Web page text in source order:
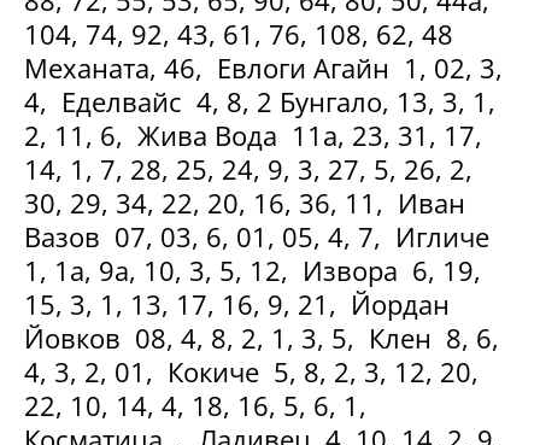
104, 74, 92, 43, 61, 76, 108, 62, 48
Механата, 46, Евлоги Агайн 1, 02, 3,
4, Еделвайс 4, 8, 2 Бунгало, 13, 3, 1,
2, 11, 6, Жива Вода 11а, 23, 31, 17,
14, 1, 7, 28, 25, 24, 9, 3, 27, 5, 26, 2,
30, 29, 34, 22, 20, 16, 36, 11, Иван
Вазов 07, 03, 6, 01, 05, 4, 7, Игличе
1, 1а, 9а, 10, 3, 5, 12, Извора 6, 19,
15, 3, 1, 13, 17, 16, 9, 21, Йордан
Йовков 08, 4, 8, 2, 1, 3, 5, Клен 8, 6,
4, 3, 2, 01, Кокиче 5, 8, 2, 3, 12, 20,
22, 10, 14, 4, 18, 16, 5, 6, 1,